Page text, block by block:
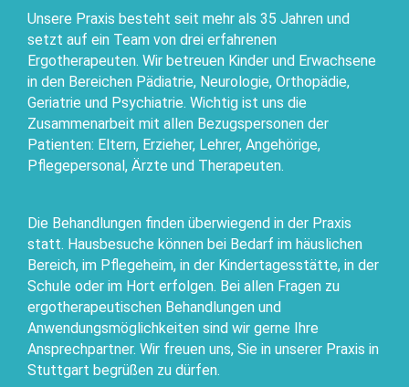
Unsere Praxis besteht seit mehr als 35 Jahren und
setzt auf ein Team von drei erfahrenen
Ergotherapeuten. Wir betreuen Kinder und Erwachsene
in den Bereichen Pädiatrie, Neurologie, Orthopädie,
Geriatrie und Psychiatrie. Wichtig ist uns die
Zusammenarbeit mit allen Bezugspersonen der
Patienten: Eltern, Erzieher, Lehrer, Angehörige,
Pflegepersonal, Ärzte und Therapeuten.
Die Behandlungen finden überwiegend in der Praxis
statt. Hausbesuche können bei Bedarf im häuslichen
Bereich, im Pflegeheim, in der Kindertagesstätte, in der
Schule oder im Hort erfolgen. Bei allen Fragen zu
ergotherapeutischen Behandlungen und
Anwendungsmöglichkeiten sind wir gerne Ihre
Ansprechpartner. Wir freuen uns, Sie in unserer Praxis in
Stuttgart begrüßen zu dürfen.